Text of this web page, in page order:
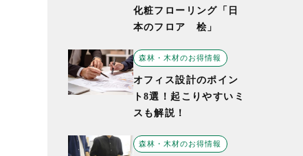
化粧フローリング「日
本のフロア 桧」
森林・木材のお得情報
オフィス設計のポイン
ト8選！起こりやすいミ
スも解説！
森林・木材のお得情報